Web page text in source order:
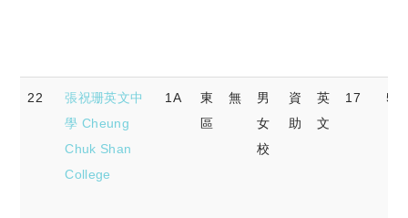
22
張祝珊英文中
學 Cheung
Chuk Shan
College
1A
東
區
無
男
女
校
資
助
英
文
17